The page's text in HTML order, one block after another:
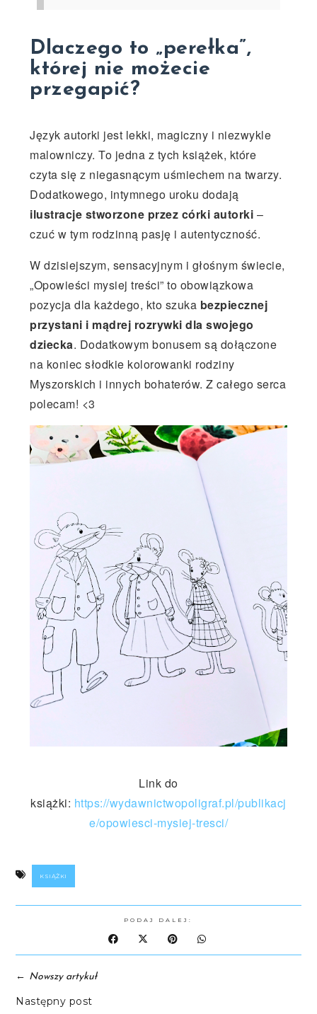
Dlaczego to „perełka”,
której nie możecie
przegapić?
Język autorki jest lekki, magiczny i niezwykle
malowniczy. To jedna z tych książek, które
czyta się z niegasnącym uśmiechem na twarzy.
Dodatkowego, intymnego uroku dodają
ilustracje stworzone przez córki autorki –
czuć w tym rodzinną pasję i autentyczność.
W dzisiejszym, sensacyjnym i głośnym świecie,
„Opowieści mysiej treści” to obowiązkowa
pozycja dla każdego, kto szuka bezpiecznej
przystani i mądrej rozrywki dla swojego
dziecka. Dodatkowym bonusem są dołączone
na koniec słodkie kolorowanki rodziny
Myszorskich i innych bohaterów. Z całego serca
polecam! <3
Link do
książki: https://wydawnictwopoligraf.pl/publikacj
e/opowiesci-mysiej-tresci/
KSIĄŻKI
PODAJ DALEJ:
← Nowszy artykuł
Następny post